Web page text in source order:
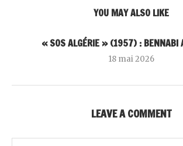
YOU MAY ALSO LIKE
« SOS ALGÉRIE » (1957) : BENNABI
18 mai 2026
LEAVE A COMMENT